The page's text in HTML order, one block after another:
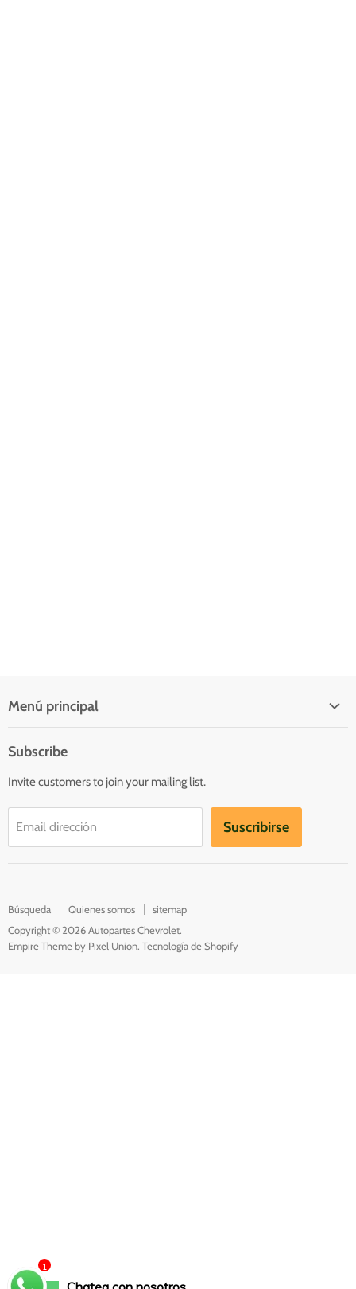
Menú principal
Inicio
Catálogo
Contacto
Subscribe
Invite customers to join your mailing list.
Email dirección Suscribirse
Búsqueda Quienes somos
sitemap
Copyright © 2026 Autopartes Chevrolet.
Empire Theme by Pixel Union. Tecnología de Shopify
1